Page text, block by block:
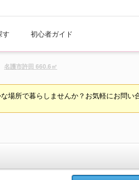
す 初心者ガイド
名護市許田 660.6㎡
場所で暮らしませんか？お気軽にお問い